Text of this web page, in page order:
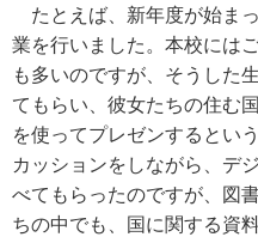
たとえば、新年度が始ま
業を行いました。本校には
も多いのですが、そうした
てもらい、彼女たちの住む
を使ってプレゼンするとい
カッションをしながら、デ
べてもらったのですが、図
ちの中でも、国に関する資